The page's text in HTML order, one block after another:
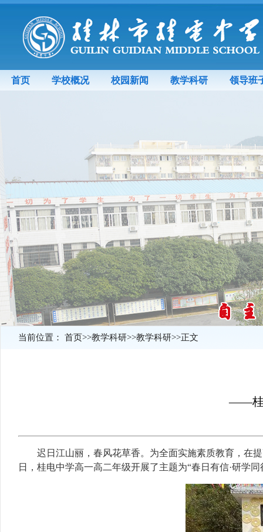
首页 学校概况 校园新闻 教学科研 领导班
当前位置： 首页>>教学科研>>教学科研>>正文
——桂
迟日江山丽，春风花草香。为全面实施素质教育，在
日，桂电中学高一高二年级开展了主题为“春日有信·研学